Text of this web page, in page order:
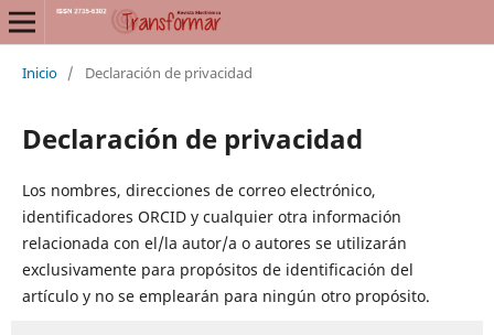
Inicio / Declaración de privacidad
Declaración de privacidad
Los nombres, direcciones de correo electrónico,
identificadores ORCID y cualquier otra información
relacionada con el/la autor/a o autores se utilizarán
exclusivamente para propósitos de identificación del
artículo y no se emplearán para ningún otro propósito.